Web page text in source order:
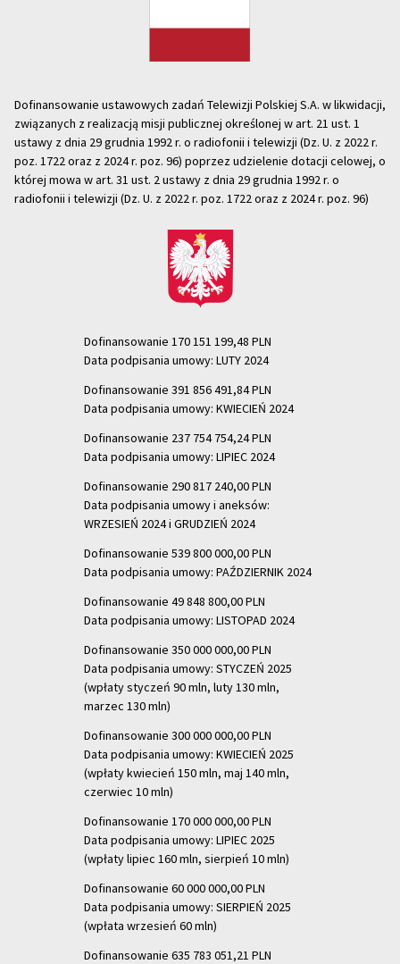
Dofinansowanie ustawowych zadań Telewizji Polskiej S.A. w likwidacji,
związanych z realizacją misji publicznej określonej w art. 21 ust. 1
ustawy z dnia 29 grudnia 1992 r. o radiofonii i telewizji (Dz. U. z 2022 r.
poz. 1722 oraz z 2024 r. poz. 96) poprzez udzielenie dotacji celowej, o
której mowa w art. 31 ust. 2 ustawy z dnia 29 grudnia 1992 r. o
radiofonii i telewizji (Dz. U. z 2022 r. poz. 1722 oraz z 2024 r. poz. 96)
Dofinansowanie 170 151 199,48 PLN
Data podpisania umowy: LUTY 2024
Dofinansowanie 391 856 491,84 PLN
Data podpisania umowy: KWIECIEŃ 2024
Dofinansowanie 237 754 754,24 PLN
Data podpisania umowy: LIPIEC 2024
Dofinansowanie 290 817 240,00 PLN
Data podpisania umowy i aneksów:
WRZESIEŃ 2024 i GRUDZIEŃ 2024
Dofinansowanie 539 800 000,00 PLN
Data podpisania umowy: PAŹDZIERNIK 2024
Dofinansowanie 49 848 800,00 PLN
Data podpisania umowy: LISTOPAD 2024
Dofinansowanie 350 000 000,00 PLN
Data podpisania umowy: STYCZEŃ 2025
(wpłaty styczeń 90 mln, luty 130 mln,
marzec 130 mln)
Dofinansowanie 300 000 000,00 PLN
Data podpisania umowy: KWIECIEŃ 2025
(wpłaty kwiecień 150 mln, maj 140 mln,
czerwiec 10 mln)
Dofinansowanie 170 000 000,00 PLN
Data podpisania umowy: LIPIEC 2025
(wpłaty lipiec 160 mln, sierpień 10 mln)
Dofinansowanie 60 000 000,00 PLN
Data podpisania umowy: SIERPIEŃ 2025
(wpłata wrzesień 60 mln)
Dofinansowanie 635 783 051,21 PLN